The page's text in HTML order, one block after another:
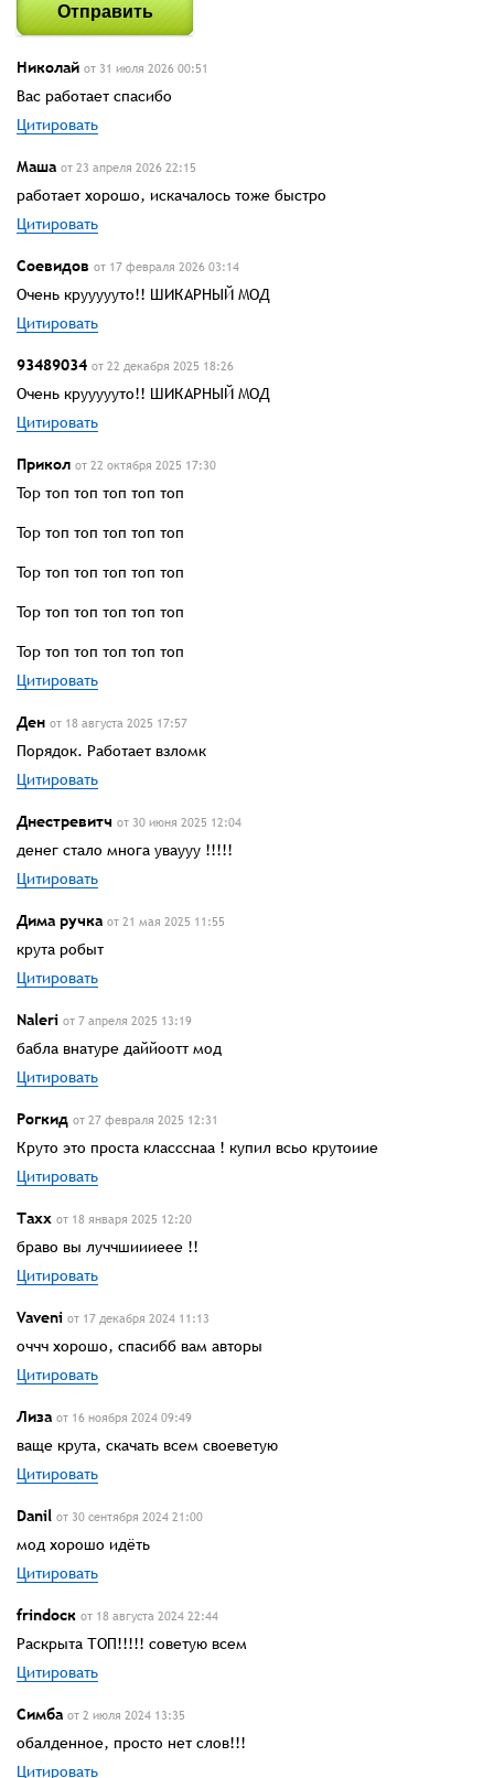
Отправить
Николай от 31 июля 2026 00:51
Вас работает спасибо
Цитировать
Маша от 23 апреля 2026 22:15
работает хорошо, искачалось тоже быстро
Цитировать
Соевидов от 17 февраля 2026 03:14
Очень круууууто!! ШИКАРНЫЙ МОД
Цитировать
93489034 от 22 декабря 2025 18:26
Очень круууууто!! ШИКАРНЫЙ МОД
Цитировать
Прикол от 22 октября 2025 17:30
Top топ топ топ топ топ
Top топ топ топ топ топ
Top топ топ топ топ топ
Top топ топ топ топ топ
Top топ топ топ топ топ
Цитировать
Ден от 18 августа 2025 17:57
Порядок. Работает взломк
Цитировать
Днестревитч от 30 июня 2025 12:04
денег стало многа уваууу !!!!!
Цитировать
Дима ручка от 21 мая 2025 11:55
крута робыт
Цитировать
Naleri от 7 апреля 2025 13:19
бабла внатуре даййоотт мод
Цитировать
Рогкид от 27 февраля 2025 12:31
Круто это проста классснаа ! купил всьо крутоиие
Цитировать
Тахх от 18 января 2025 12:20
браво вы луччшиииеее !!
Цитировать
Vaveni от 17 декабря 2024 11:13
оччч хорошо, спасибб вам авторы
Цитировать
Лиза от 16 ноября 2024 09:49
ваще крута, скачать всем своеветую
Цитировать
Danil от 30 сентября 2024 21:00
мод хорошо идёть
Цитировать
frindоск от 18 августа 2024 22:44
Раскрыта ТОП!!!!! советую всем
Цитировать
Симба от 2 июля 2024 13:35
обалденное, просто нет слов!!!
Цитировать